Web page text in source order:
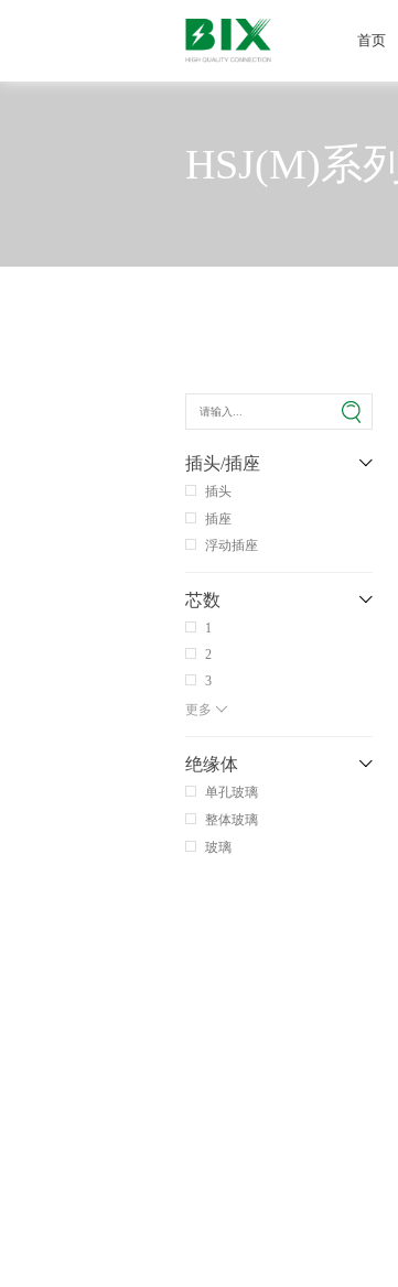
首页
HSJ(M)系列
插头/插座
插头
插座
浮动插座
芯数
1
2
3
更多
绝缘体
单孔玻璃
整体玻璃
玻璃